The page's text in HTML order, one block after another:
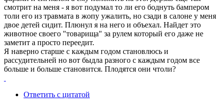
смотрит на меня - я вот подумал то ли его боднуть бампером
толи его из травмата в жопу ужалить, но сзади в салоне у меня
двое детей сидит. Плюнул я на него и объехал. Найдет это
животное своего "товарища" за рулем который его даже не
заметит а просто переедит.
Я наверно старше с каждым годом становлюсь и
рассудительней но вот быдла разного с каждым годом все
больше и больше становится. Плодятся они чтоли?
Ответить с цитатой